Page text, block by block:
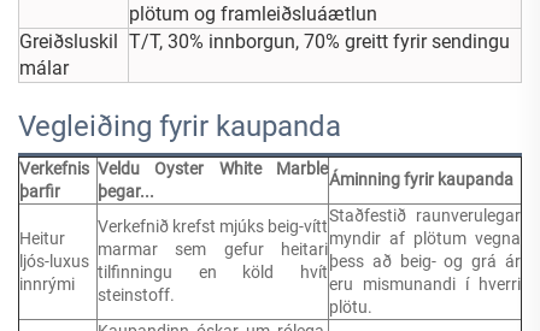
plötum og framleiðsluáætlun
Greiðsluskil
málar
T/T, 30% innborgun, 70% greitt fyrir sendingu
Vegleiðing fyrir kaupanda
Verkefnis
þarfir
Veldu Oyster White Marble
þegar...
Áminning fyrir kaupanda
Heitur
ljós-luxus
innrými
Verkefnið krefst mjúks beig-vítt
marmar sem gefur heitari
tilfinningu en köld hvít
steinstoff.
Staðfestið raunverulegar
myndir af plötum vegna
þess að beig- og grá ár
eru mismunandi í hverri
plötu.